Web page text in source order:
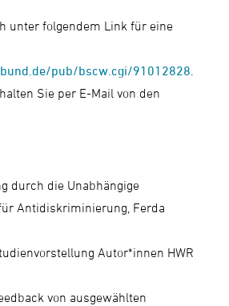
unter folgendem Link für eine
pub/bscw.cgi/91012828
Sie per E-Mail von den
durch die Unabhängige
Antidiskriminierung, Ferda
Autor*innen HWR
von ausgewählten